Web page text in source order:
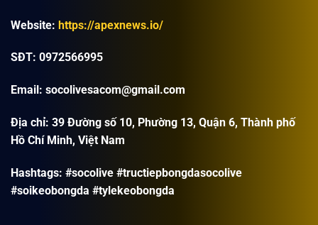
tuyển.
Thể thức vòng bảng World Cup 2026 được mở rộng
mỗi bảng bao gồm 4 đội tranh tài trực tiếp. Các đội tuyển
thi đấu theo thể thức vòng tròn một lượt để xác định thứ
hạng chung cuộc dựa trên điểm số tích lũy. Những đội
sẽ giành quyền bước tiếp vào vòng kế tiếp.
Website: https://apexnews.io/
SĐT: 0972566995
Email: socolivesacom@gmail.com
Địa chỉ: 39 Đường số 10, Phường 13, Quận 6, Thành phố
Hồ Chí Minh, Việt Nam
Hashtags: #socolive #tructiepbongdasocolive
#soikeobongda #tylekeobongda